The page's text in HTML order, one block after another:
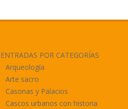
ENTRADAS POR CATEGORÍAS
Arqueología
Arte sacro
Casonas y Palacios
Cascos urbanos con historia